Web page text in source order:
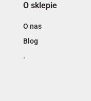
A4 Tech
O sklepie
O nas
Blog
.